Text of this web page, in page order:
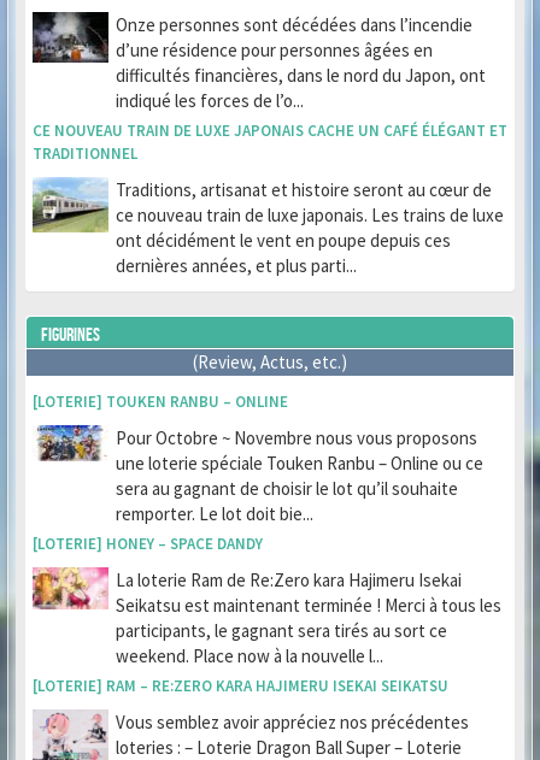
Onze personnes sont décédées dans l’incendie
d’une résidence pour personnes âgées en
difficultés financières, dans le nord du Japon, ont
indiqué les forces de l’o...
CE NOUVEAU TRAIN DE LUXE JAPONAIS CACHE UN CAFÉ ÉLÉGANT ET
TRADITIONNEL
Traditions, artisanat et histoire seront au cœur de
ce nouveau train de luxe japonais. Les trains de luxe
ont décidément le vent en poupe depuis ces
dernières années, et plus parti...
FIGURINES
(Review, Actus, etc.)
[LOTERIE] TOUKEN RANBU – ONLINE
Pour Octobre ~ Novembre nous vous proposons
une loterie spéciale Touken Ranbu – Online ou ce
sera au gagnant de choisir le lot qu’il souhaite
remporter. Le lot doit bie...
[LOTERIE] HONEY – SPACE DANDY
La loterie Ram de Re:Zero kara Hajimeru Isekai
Seikatsu est maintenant terminée ! Merci à tous les
participants, le gagnant sera tirés au sort ce
weekend. Place now à la nouvelle l...
[LOTERIE] RAM – RE:ZERO KARA HAJIMERU ISEKAI SEIKATSU
Vous semblez avoir appréciez nos précédentes
loteries : – Loterie Dragon Ball Super – Loterie